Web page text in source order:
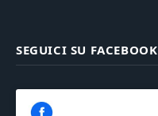
SEGUICI SU FACEBOOK